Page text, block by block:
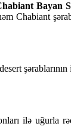
Bayan
şərablarının
ilə uğurla